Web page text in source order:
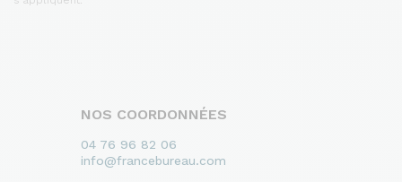
NOS COORDONNÉES
04 76 96 82 06
info@francebureau.com